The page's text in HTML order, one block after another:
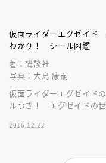
仮面ライダーエグゼイド
わかり！ シール図鑑
著：講談社
写真：大島 康嗣
仮面ライダーエグゼイド
ルつき！ エグゼイドの
り！
2016.12.22